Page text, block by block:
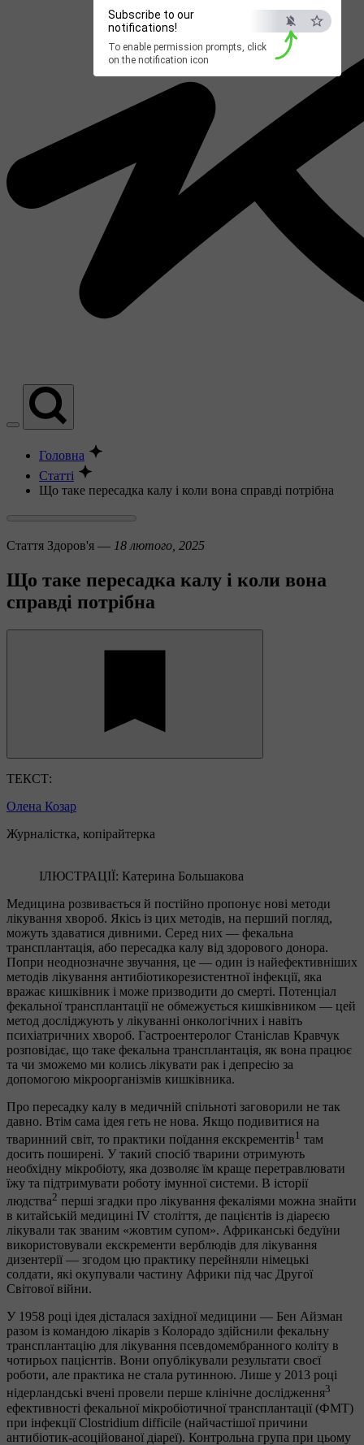
Subscribe to our
notifications!
To enable permission prompts, click
on the notification icon
Головна
Статті
Що таке пересадка калу і коли вона справді потрібна
Стаття Здоров'я — 18 лютого, 2025
Що таке пересадка калу і коли вона
справді потрібна
ТЕКСТ:
Олена Козар
Журналістка, копірайтерка
ІЛЮСТРАЦІЇ: Катерина Большакова
Медицина розвивається й постійно пропонує нові методи
лікування хвороб. Якісь із цих методів, на перший погляд,
можуть здаватися дивними. Серед них — фекальна
трансплантація, або пересадка калу від здорового донора.
Попри неоднозначне звучання, це — один із найефективніших
методів лікування антибіотикорезистентної інфекції, яка
вражає кишківник і може призводити до смерті. Потенціал
фекальної трансплантації не обмежується кишківником — цей
метод досліджують у лікуванні онкологічних і навіть
психіатричних хвороб. Гастроентеролог Станіслав Кравчук
розповідає, що таке фекальна трансплантація, як вона працює
та чи зможемо ми колись лікувати рак і депресію за
допомогою мікроорганізмів кишківника.
Про пересадку калу в медичній спільноті заговорили не так
давно. Втім сама ідея геть не нова. Якщо подивитися на
тваринний світ, то практики поїдання екскрементів1 там
досить поширені. У такий спосіб тварини отримують
необхідну мікробіоту, яка дозволяє їм краще перетравлювати
їжу та підтримувати роботу імунної системи. В історії
людства2 перші згадки про лікування фекаліями можна знайти
в китайській медицині IV століття, де пацієнтів із діареєю
лікували так званим «жовтим супом». Африканські бедуїни
використовували екскременти верблюдів для лікування
дизентерії — згодом цю практику перейняли німецькі
солдати, які окупували частину Африки під час Другої
Світової війни.
У 1958 році ідея дісталася західної медицини — Бен Айзман
разом із командою лікарів з Колорадо здійснили фекальну
трансплантацію для лікування псевдомембранного коліту в
чотирьох пацієнтів. Вони опублікували результати своєї
роботи, але практика не стала рутинною. Лише у 2013 році
нідерландські вчені провели перше клінічне дослідження3
ефективності фекальної мікробіотичної трансплантації (ФМТ)
при інфекції Clostridium difficile (найчастішої причини
антибіотик-асоційованої діареї). Контрольна група при цьому